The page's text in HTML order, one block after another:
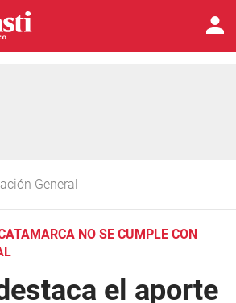
General
NO SE CUMPLE CON
el aporte